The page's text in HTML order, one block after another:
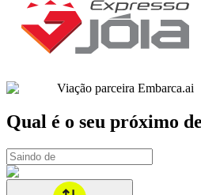
Viação parceira Embarca.ai
Qual é o seu próximo